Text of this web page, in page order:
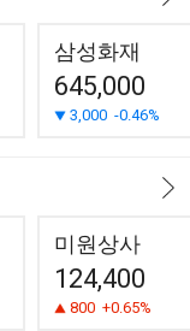
삼성화재
645,000
3,000 -0.46%
미원상사
124,400
800 +0.65%